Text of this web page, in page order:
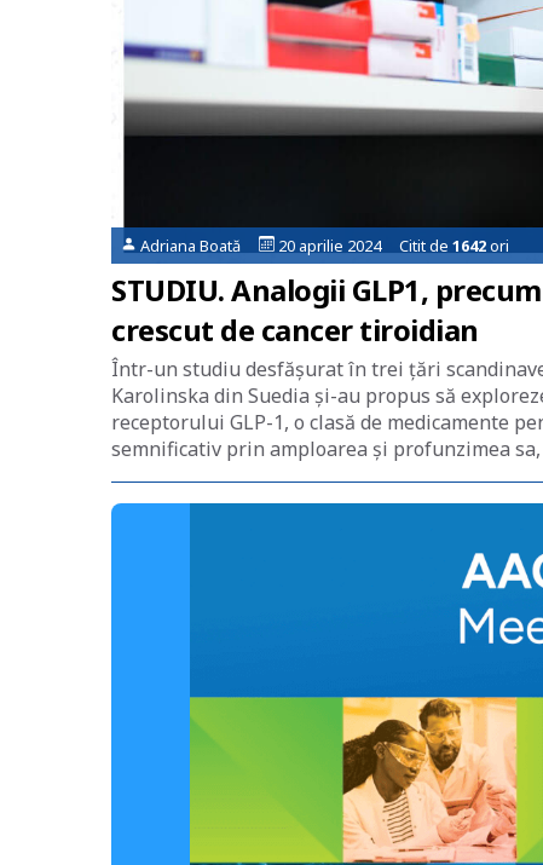
Adriana Boată 20 aprilie 2024 Citit de 1642ori
STUDIU. Analogii GLP1,
crescut de cancer tiroidian
Într-un studiu desfășurat în trei țări
Karolinska din Suedia și-au propus să
receptorului GLP-1, o clasă de medicamente
semnificativ prin amploarea și profunzimea